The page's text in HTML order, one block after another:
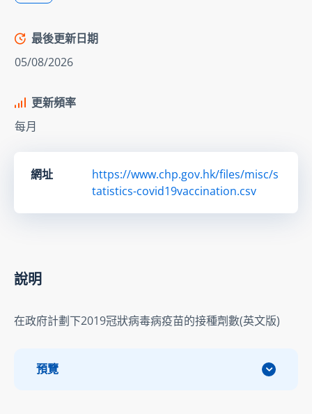
最後更新日期
05/08/2026
更新頻率
每月
網址
https://www.chp.gov.hk/files/misc/s
tatistics-covid19vaccination.csv
說明
在政府計劃下2019冠狀病毒病疫苗的接種劑數(英文版)
預覽